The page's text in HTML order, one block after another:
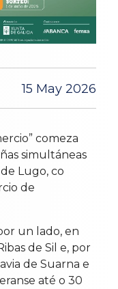
15 May 2026
comeza
simultáneas
Lugo, co
de
un lado, en
de Sil e, por
de Suarna e
até o 30